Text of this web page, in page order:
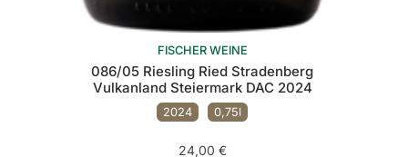
FISCHER WEINE
086/05 Riesling Ried Stradenberg
Vulkanland Steiermark DAC 2024
2024 0,75l
24,00 €